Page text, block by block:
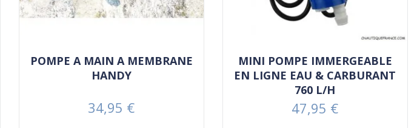
POMPE A MAIN A MEMBRANE
HANDY
Prix
34,95 €
MINI POMPE IMMERGEABLE
EN LIGNE EAU & CARBURANT
760 L/H
Prix
47,95 €